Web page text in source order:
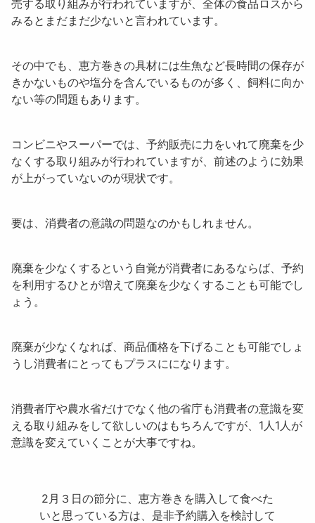
売する取り組みが行われていますが、全体の食品ロスから
みるとまだまだ少ないと言われています。
その中でも、恵方巻きの具材には生魚など長時間の保存が
きかないものや塩分を含んでいるものが多く、飼料に向か
ない等の問題もあります。
コンビニやスーパーでは、 予約販売に力をいれて廃棄を少
なくする取り組みが行われていますが、前述のように効果
が上がっていないのが現状です。
要は、 消費者の意識の問題なのかもしれません。
廃棄を少なくするという自覚が消費者にあるならば、予約
を利用するひとが増えて廃棄を少なくすることも可能でし
ょう。
廃棄が少なくなれば、商品価格を下げることも可能でしょ
うし消費者にとってもプラスにになります。
消費者庁や農水省だけでなく他の省庁も消費者の意識を変
える取り組みをして欲しいのはもちろんですが、1人1人が
意識を変えていくことが大事ですね。
2月３日の節分に、恵方巻きを購入して食べた
いと思っている方は、是非予約購入を検討して